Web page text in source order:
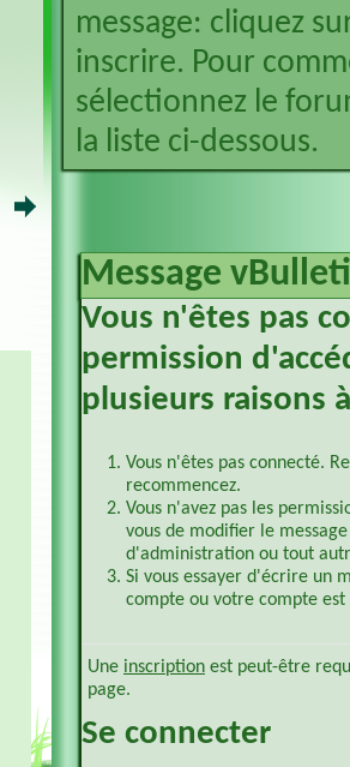
message: cliquez
inscrire. Pour
sélectionnez le
la liste ci-dessous.
Message
Vous n'êtes pas
permission
plusieurs raisons
Vous n'êtes pas connecté.
recommencez.
Vous n'avez pas les
vous de modifier le
d'administration ou tout
Si vous essayer d'écrire un
compte ou votre compte
Une inscription est peut-être
page.
Se connecter